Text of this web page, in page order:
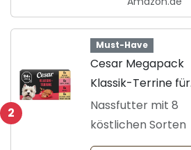
2
Must-Have
Cesar Megapack
Klassik-Terrine für
Hunde
Nassfutter mit 8
köstlichen Sorten